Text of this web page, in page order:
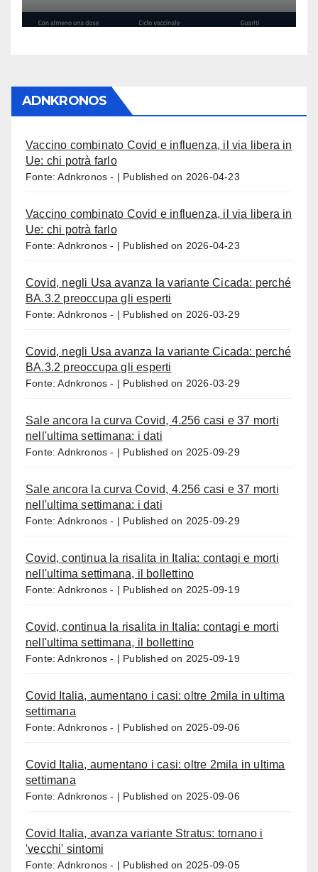
ADNKRONOS
Vaccino combinato Covid e influenza, il via libera in
Ue: chi potrà farlo
Fonte: Adnkronos - Published on 2026-04-23
Vaccino combinato Covid e influenza, il via libera in
Ue: chi potrà farlo
Fonte: Adnkronos - Published on 2026-04-23
Covid, negli Usa avanza la variante Cicada: perché
BA.3.2 preoccupa gli esperti
Fonte: Adnkronos - Published on 2026-03-29
Covid, negli Usa avanza la variante Cicada: perché
BA.3.2 preoccupa gli esperti
Fonte: Adnkronos - Published on 2026-03-29
Sale ancora la curva Covid, 4.256 casi e 37 morti
nell'ultima settimana: i dati
Fonte: Adnkronos - Published on 2025-09-29
Sale ancora la curva Covid, 4.256 casi e 37 morti
nell'ultima settimana: i dati
Fonte: Adnkronos - Published on 2025-09-29
Covid, continua la risalita in Italia: contagi e morti
nell'ultima settimana, il bollettino
Fonte: Adnkronos - Published on 2025-09-19
Covid, continua la risalita in Italia: contagi e morti
nell'ultima settimana, il bollettino
Fonte: Adnkronos - Published on 2025-09-19
Covid Italia, aumentano i casi: oltre 2mila in ultima
settimana
Fonte: Adnkronos - Published on 2025-09-06
Covid Italia, aumentano i casi: oltre 2mila in ultima
settimana
Fonte: Adnkronos - Published on 2025-09-06
Covid Italia, avanza variante Stratus: tornano i
'vecchi' sintomi
Fonte: Adnkronos - Published on 2025-09-05